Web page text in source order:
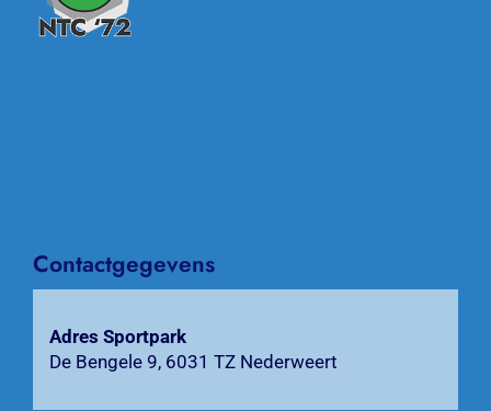
Activiteiten
Bardienst
Contactgegevens
Adres Sportpark
De Bengele 9, 6031 TZ Nederweert